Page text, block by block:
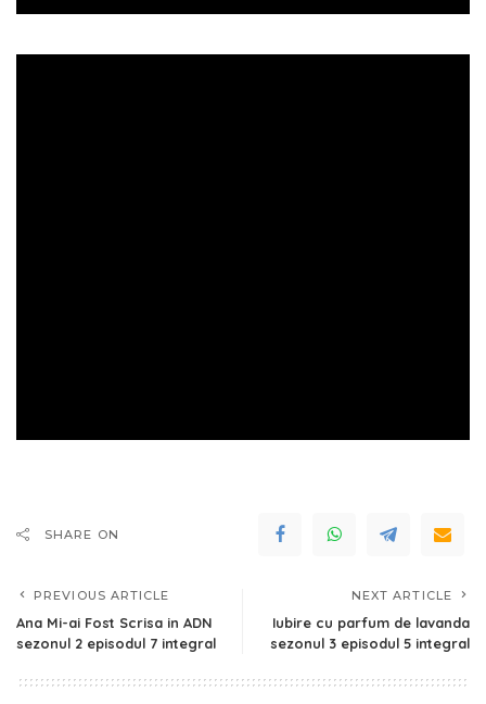
SHARE ON
PREVIOUS ARTICLE
Ana Mi-ai Fost Scrisa in ADN
sezonul 2 episodul 7 integral
NEXT ARTICLE
Iubire cu parfum de lavanda
sezonul 3 episodul 5 integral